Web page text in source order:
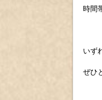
時間
いず
ぜひ